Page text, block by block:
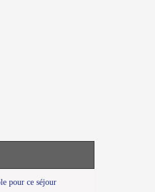
pour ce séjour